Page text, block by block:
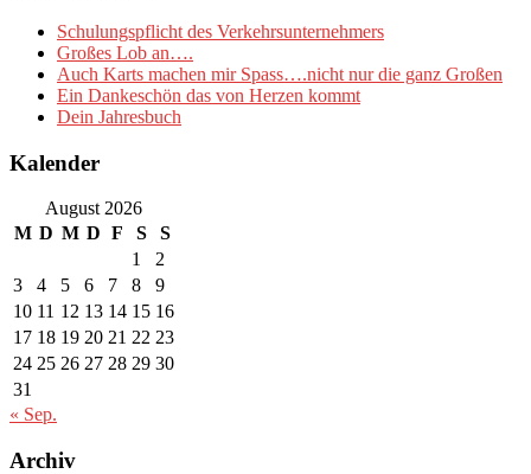
Schulungspflicht des Verkehrsunternehmers
Großes Lob an….
Auch Karts machen mir Spass….nicht nur die ganz Großen
Ein Dankeschön das von Herzen kommt
Dein Jahresbuch
Kalender
August 2026
M D M D F S
S
1
2
3
4 5 6 7 8
9
10 11 12 13 14 15 16
17 18 19 20 21 22 23
24 25 26 27 28 29 30
31
« Sep.
Archiv